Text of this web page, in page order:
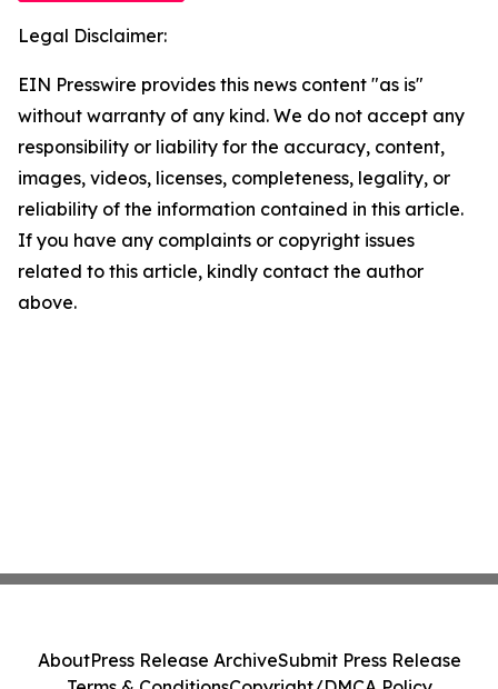
Legal Disclaimer:
EIN Presswire provides this news content "as is"
without warranty of any kind. We do not accept any
responsibility or liability for the accuracy, content,
images, videos, licenses, completeness, legality, or
reliability of the information contained in this article.
If you have any complaints or copyright issues
related to this article, kindly contact the author
above.
AboutPress Release ArchiveSubmit Press Release